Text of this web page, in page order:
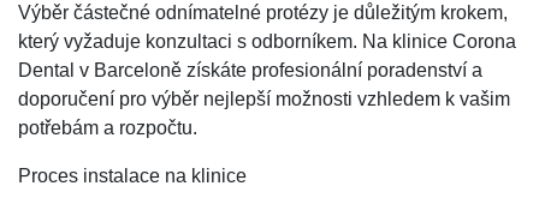
Výběr částečné odnímatelné protézy je důležitým krokem,
který vyžaduje konzultaci s odborníkem. Na klinice Corona
Dental v Barceloně získáte profesionální poradenství a
doporučení pro výběr nejlepší možnosti vzhledem k vašim
potřebám a rozpočtu.
Proces instalace na klinice